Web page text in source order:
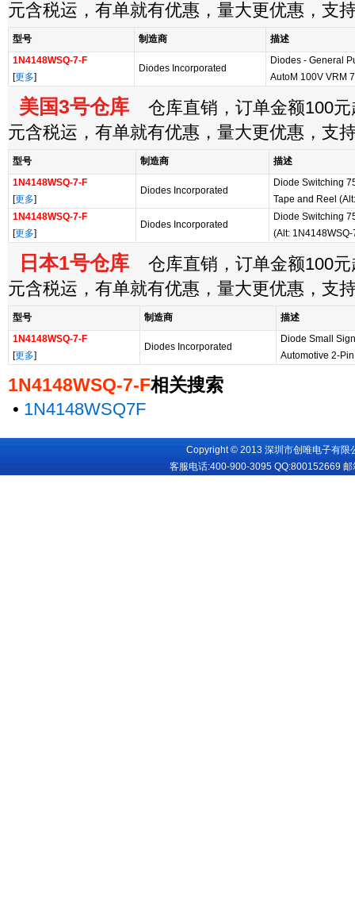
元含税运，有单就有优惠，量大更优惠，支
型号 制造商
描述
1N4148WSQ-7-F
[更多]
Diodes Incorporated
Diodes - General
AutoM 100V VRM
美国3号仓库 仓库直销，订单金额100元
元含税运，有单就有优惠，量大更优惠，支
型号 制造商
描述
1N4148WSQ-7-F
[更多]
Diodes Incorporated
Diode Switching
Tape and Reel
1N4148WSQ-7-F
[更多]
Diodes Incorporated
Diode Switching
(Alt: 1N4148WSQ-
日本1号仓库 仓库直销，订单金额100元
元含税运，有单就有优惠，量大更优惠，支
型号 制造商
描述
1N4148WSQ-7-F
[更多]
Diodes Incorporated
Diode Small
Automotive 2-
1N4148WSQ-7-F相关搜索
• 1N4148WSQ7F
Copyright © 2013 深圳市创唯电子有限
客服电话:400-900-3095 QQ:800152669 邮